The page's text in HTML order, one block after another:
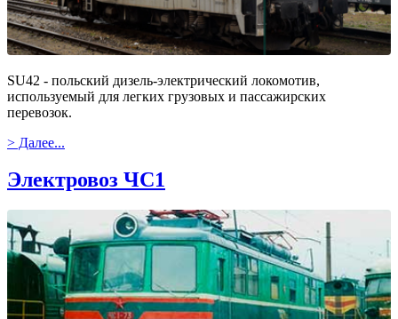
SU42 - польский дизель-электрический локомотив,
используемый для легких грузовых и пассажирских
перевозок.
> Далее...
Электровоз ЧС1